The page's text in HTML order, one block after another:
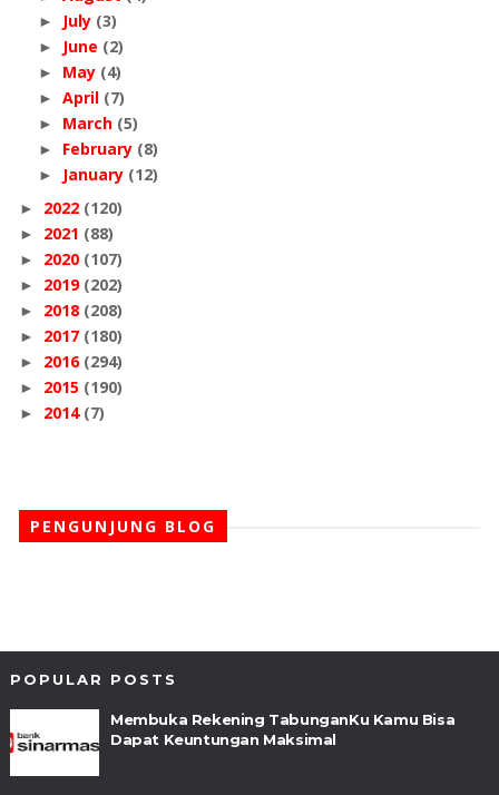
► July (3)
► June (2)
► May (4)
► April (7)
► March (5)
► February (8)
► January (12)
► 2022 (120)
► 2021 (88)
► 2020 (107)
► 2019 (202)
► 2018 (208)
► 2017 (180)
► 2016 (294)
► 2015 (190)
► 2014 (7)
PENGUNJUNG BLOG
POPULAR POSTS
Membuka Rekening TabunganKu Kamu Bisa
Dapat Keuntungan Maksimal